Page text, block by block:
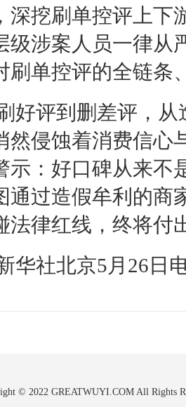
深挖刷单控评上下
级涉案人员一律从
刷单控评的全链条
好评到删差评，
然侵蚀着消费信心
示：好口碑从来不
通过造假牟利的商
法律红线，终将付
新华社北京5月26日
© 2022 GREATWUYI.COM All Rights